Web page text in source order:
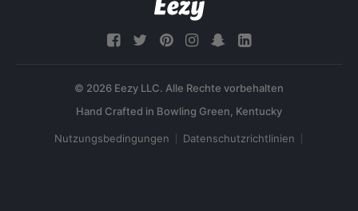
© 2026 Eezy LLC. Alle Rechte vorbehalten
Nutzungsbedingungen Datenschutzrichtlinien